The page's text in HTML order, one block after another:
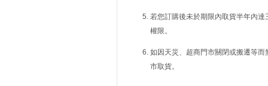
若您訂購後未於期限內取貨半年內
權限。
如因天災、超商門市關閉或搬遷等
市取貨。